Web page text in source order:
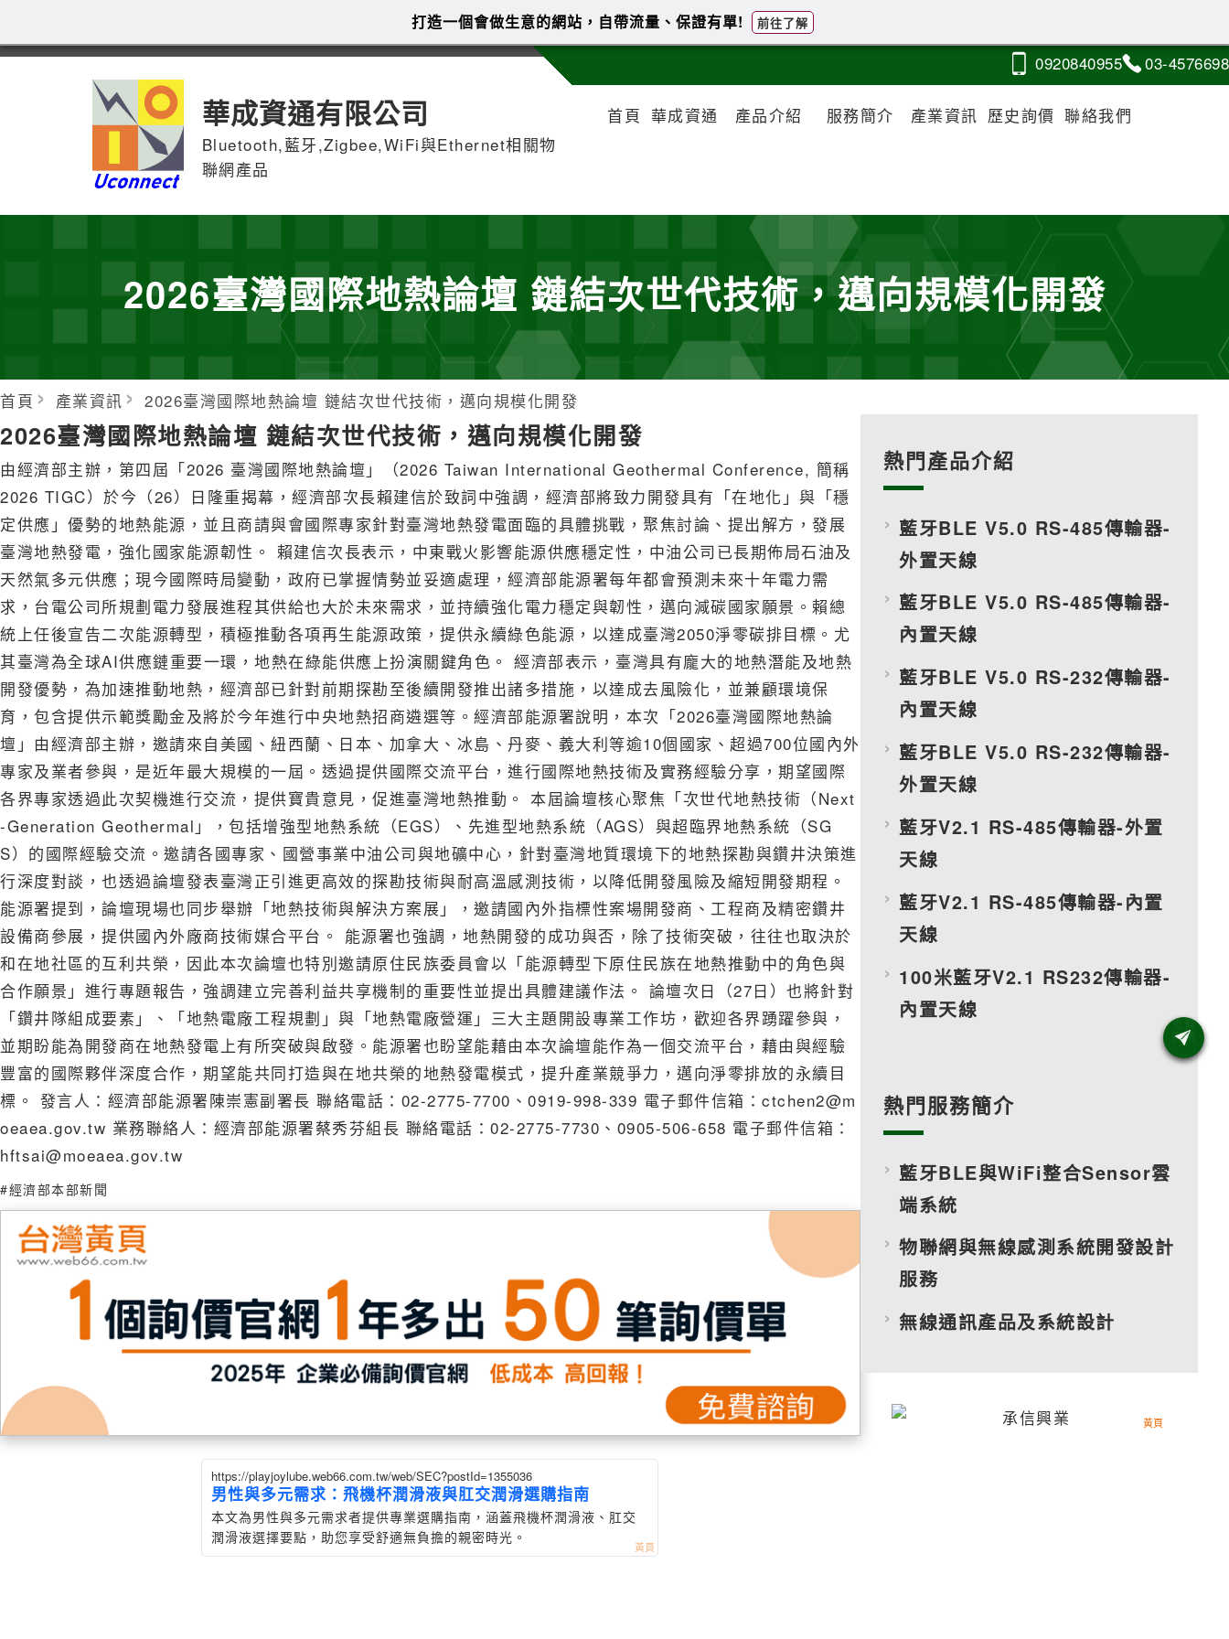
0920840955 03-4576698
華成資通有限公司
Bluetooth,藍牙,Zigbee,WiFi與Ethernet相關物
聯網產品
首頁 華成資通 產品介紹 服務簡介 產業資訊 歷史詢價 聯絡我們
2026臺灣國際地熱論壇 鏈結次世代技術，邁向規模化開發
首頁 產業資訊 2026臺灣國際地熱論壇 鏈結次世代技術，邁向規模化開發
2026臺灣國際地熱論壇 鏈結次世代技術，邁向規模化開發
由經濟部主辦，第四屆「2026 臺灣國際地熱論壇」（2026 Taiwan International Geothermal Conference, 簡稱
2026 TIGC）於今（26）日隆重揭幕，經濟部次長賴建信於致詞中強調，經濟部將致力開發具有「在地化」與「穩
定供應」優勢的地熱能源，並且商請與會國際專家針對臺灣地熱發電面臨的具體挑戰，聚焦討論、提出解方，發展
臺灣地熱發電，強化國家能源韌性。 賴建信次長表示，中東戰火影響能源供應穩定性，中油公司已長期佈局石油及
天然氣多元供應；現今國際時局變動，政府已掌握情勢並妥適處理，經濟部能源署每年都會預測未來十年電力需
求，台電公司所規劃電力發展進程其供給也大於未來需求，並持續強化電力穩定與韌性，邁向減碳國家願景。賴總
統上任後宣告二次能源轉型，積極推動各項再生能源政策，提供永續綠色能源，以達成臺灣2050淨零碳排目標。尤
其臺灣為全球AI供應鏈重要一環，地熱在綠能供應上扮演關鍵角色。 經濟部表示，臺灣具有龐大的地熱潛能及地熱
開發優勢，為加速推動地熱，經濟部已針對前期探勘至後續開發推出諸多措施，以達成去風險化，並兼顧環境保
育，包含提供示範獎勵金及將於今年進行中央地熱招商遴選等。經濟部能源署說明，本次「2026臺灣國際地熱論
壇」由經濟部主辦，邀請來自美國、紐西蘭、日本、加拿大、冰島、丹麥、義大利等逾10個國家、超過700位國內外
專家及業者參與，是近年最大規模的一屆。透過提供國際交流平台，進行國際地熱技術及實務經驗分享，期望國際
各界專家透過此次契機進行交流，提供寶貴意見，促進臺灣地熱推動。 本屆論壇核心聚焦「次世代地熱技術（Next
-Generation Geothermal」，包括增強型地熱系統（EGS）、先進型地熱系統（AGS）與超臨界地熱系統（SG
S）的國際經驗交流。邀請各國專家、國營事業中油公司與地礦中心，針對臺灣地質環境下的地熱探勘與鑽井決策進
行深度對談，也透過論壇發表臺灣正引進更高效的探勘技術與耐高溫感測技術，以降低開發風險及縮短開發期程。
能源署提到，論壇現場也同步舉辦「地熱技術與解決方案展」，邀請國內外指標性案場開發商、工程商及精密鑽井
設備商參展，提供國內外廠商技術媒合平台。 能源署也強調，地熱開發的成功與否，除了技術突破，往往也取決於
和在地社區的互利共榮，因此本次論壇也特別邀請原住民族委員會以「能源轉型下原住民族在地熱推動中的角色與
合作願景」進行專題報告，強調建立完善利益共享機制的重要性並提出具體建議作法。 論壇次日（27日）也將針對
「鑽井隊組成要素」、「地熱電廠工程規劃」與「地熱電廠營運」三大主題開設專業工作坊，歡迎各界踴躍參與，
並期盼能為開發商在地熱發電上有所突破與啟發。能源署也盼望能藉由本次論壇能作為一個交流平台，藉由與經驗
豐富的國際夥伴深度合作，期望能共同打造與在地共榮的地熱發電模式，提升產業競爭力，邁向淨零排放的永續目
標。 發言人：經濟部能源署陳崇憲副署長 聯絡電話：02-2775-7700、0919-998-339 電子郵件信箱：ctchen2@m
oeaea.gov.tw 業務聯絡人：經濟部能源署蔡秀芬組長 聯絡電話：02-2775-7730、0905-506-658 電子郵件信箱：
hftsai@moeaea.gov.tw
#經濟部本部新聞
https://playjoylube.web66.com.tw/web/SEC?postId=1355036
男性與多元需求：飛機杯潤滑液與肛交潤滑選購指南
本文為男性與多元需求者提供專業選購指南，涵蓋飛機杯潤滑液、肛交
潤滑液選擇要點，助您享受舒適無負擔的親密時光。
熱門產品介紹
藍牙BLE V5.0 RS-485傳輸器-
外置天線
藍牙BLE V5.0 RS-485傳輸器-
內置天線
藍牙BLE V5.0 RS-232傳輸器-
內置天線
藍牙BLE V5.0 RS-232傳輸器-
外置天線
藍牙V2.1 RS-485傳輸器-外置
天線
藍牙V2.1 RS-485傳輸器-內置
天線
100米藍牙V2.1 RS232傳輸器-
內置天線
熱門服務簡介
藍牙BLE與WiFi整合Sensor雲
端系統
物聯網與無線感測系統開發設計
服務
無線通訊產品及系統設計
打造一個會做生意的網站，自帶流量、保證有單! 前往了解